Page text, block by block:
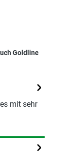
Goldline
mit sehr